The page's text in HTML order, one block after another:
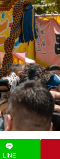
LINE